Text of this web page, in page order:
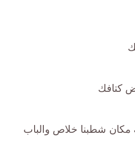
كتافك
مكان شطبنا خلاص والباب